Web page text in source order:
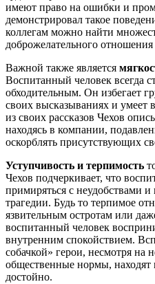
имеют право на ошибки и
демонстрировал такое
коллегам можно найти
доброжелательного
Важной также является
Воспитанный человек всегда
обходительным. Он избегает
своих высказываниях и умеет
из своих рассказов Чехов
находясь в компании,
оскорблять присутствующих
Уступчивость и терпимость
Чехов подчеркивает, что
примиряться с неудобствами
трагедии. Будь то терпимое
язвительным остротам или
воспитанный человек
внутренним спокойствием.
собачкой» герои, несмотря на
общественные нормы, находят
достойно.